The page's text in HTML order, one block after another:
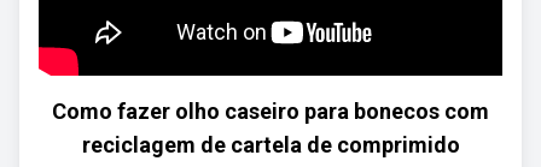
Como fazer olho caseiro para bonecos com
reciclagem de cartela de comprimido